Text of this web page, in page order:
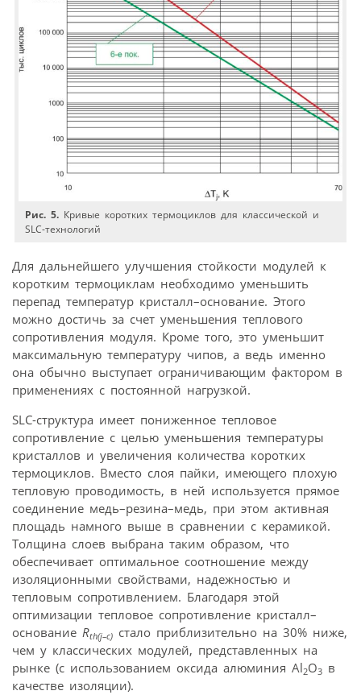
Рис. 5. Кривые коротких термоциклов для классической и
SLC-технологий
Для дальнейшего улучшения стойкости модулей к
коротким термоциклам необходимо уменьшить
перепад температур кристалл–основание. Этого
можно достичь за счет уменьшения теплового
сопротивления модуля. Кроме того, это уменьшит
максимальную температуру чипов, а ведь именно
она обычно выступает ограничивающим фактором в
применениях с постоянной нагрузкой.
SLC-структура имеет пониженное тепловое
сопротивление с целью уменьшения температуры
кристаллов и увеличения количества коротких
термоциклов. Вместо слоя пайки, имеющего плохую
тепловую проводимость, в ней используется прямое
соединение медь–резина–медь, при этом активная
площадь намного выше в сравнении с керамикой.
Толщина слоев выбрана таким образом, что
обеспечивает оптимальное соотношение между
изоляционными свойствами, надежностью и
тепловым сопротивлением. Благодаря этой
оптимизации тепловое сопротивление кристалл–
основание Rth(j–c) стало приблизительно на 30% ниже,
чем у классических модулей, представленных на
рынке (с использованием оксида алюминия Al2O3 в
качестве изоляции).